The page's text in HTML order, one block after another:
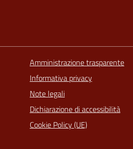
Amministrazione trasparente
Informativa privacy
Note legali
Dichiarazione di accessibilità
Cookie Policy (UE)